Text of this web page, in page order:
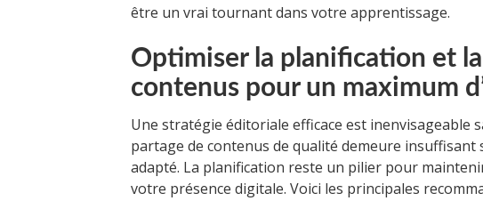
être un vrai tournant dans votre apprentissage.
Optimiser la planification et
contenus pour un maximum
Une stratégie éditoriale efficace est inenvisageable
partage de contenus de qualité demeure
adapté. La planification reste un pilier pour
votre présence digitale. Voici les principales